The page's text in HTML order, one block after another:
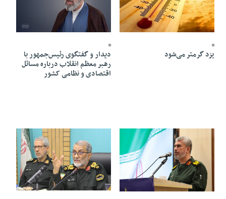
18 Mordad 1405 - 22:12
یزد گرمتر می‌شود
18 Mordad 1405 - 22:12
دیدار و گفتگوی رئیس‌جمهور با
رهبر معظم انقلاب درباره مسائل
اقتصادی و نظامی کشور
18 Mordad 1405 - 22:10
18 Mordad 1405 - 22:06